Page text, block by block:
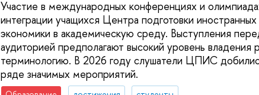
Участие в международных конференциях и
интеграции учащихся Центра подготовки
экономики в академическую среду. Выступления
аудиторией предполагают высокий уровень владения
терминологию. В 2026 году слушатели ЦПИС
ряде значимых мероприятий.